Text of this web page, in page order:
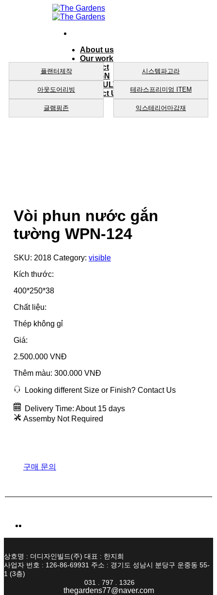
About us
Our work
product
DESIGN
CONSULTING
Contact Us
플랜터제작 시스템파고라
아웃도어리빙 테라스프리미엄 ITEM
글램핑존 익스테리어마감재
Vòi phun nước gắn
tường WPN-124
SKU: 2018 Category: visible
Kích thước:
400*250*38
Chất liệu:
Thép không gỉ
Giá:
2.500.000 VNĐ
Thêm màu: 300.000 VNĐ
Looking different Size or Finish? Contact Us
Delivery Time: About 15 days
Assemby Not Required
구매 문의
상호명 : 더디자인빌드(주) 대표 : 한지희
사업자 번호 : 126-86-69931 주소 : 경기도 성남시 분당구 운중동 55-
1 (3층)
031 . 797 . 1326
thegardens77@naver.com